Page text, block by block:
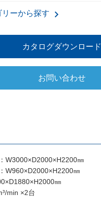
ーから探す keyboard_arrow_right
カタログダウンロード
お問い合わせ
W3000×D2000×H2200㎜
W960×D2000×H2200㎜
㎜
min ×2台